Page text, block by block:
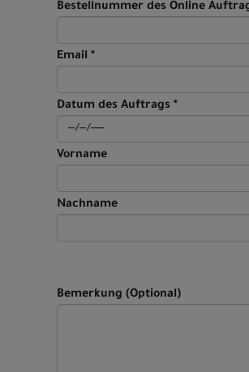
Bestellnummer des Online
Email *
Datum des Auftrags *
Vorname
Nachname
Bemerkung (Optional)